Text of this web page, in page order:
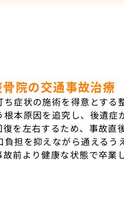
院の交通事故治療
症状の施術を得意とする
本原因を追究し、後遺症
を左右するため、事故直
担を抑えながら通えるう
前より健康な状態で卒業